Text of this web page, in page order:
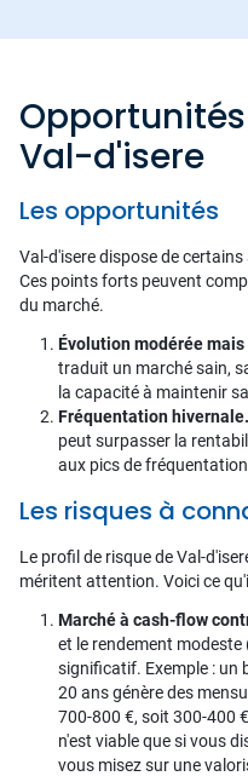
Val-d'isere
Les opportunités
Val-d'isere dispose de
Ces points forts peuvent
du marché.
Évolution modérée
traduit un marché sain,
la capacité à maintenir
Fréquentation hivernale.
peut surpasser la
aux pics de
Les risques à
Le profil de risque de Val-
méritent attention. Voici ce
Marché à cash-flow
et le rendement
significatif. Exemple : un
20 ans génère des
700-800 €, soit 300-400
n'est viable que si vous
vous misez sur une